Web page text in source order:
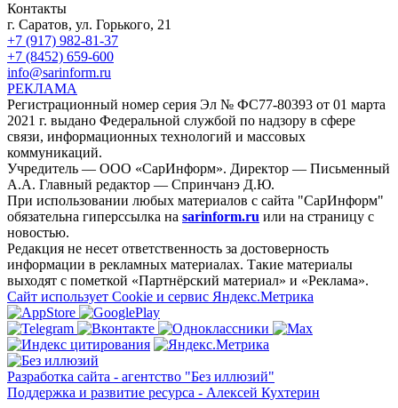
Контакты
г. Саратов, ул. Горького, 21
+7 (917) 982-81-37
+7 (8452) 659-600
info@sarinform.ru
РЕКЛАМА
Регистрационный номер серия Эл № ФС77-80393 от 01 марта
2021 г. выдано Федеральной службой по надзору в сфере
связи, информационных технологий и массовых
коммуникаций.
Учредитель — ООО «СарИнформ». Директор — Письменный
А.А. Главный редактор — Спринчанэ Д.Ю.
При использовании любых материалов с сайта "СарИнформ"
обязательна гиперссылка на sarinform.ru или на страницу с
новостью.
Редакция не несет ответственность за достоверность
информации в рекламных материалах. Такие материалы
выходят с пометкой «Партнёрский материал» и «Реклама».
Сайт использует Cookie и сервиc Яндекс.Метрика
Разработка сайта - агентство "Без иллюзий"
Поддержка и развитие ресурса - Алексей Кухтерин